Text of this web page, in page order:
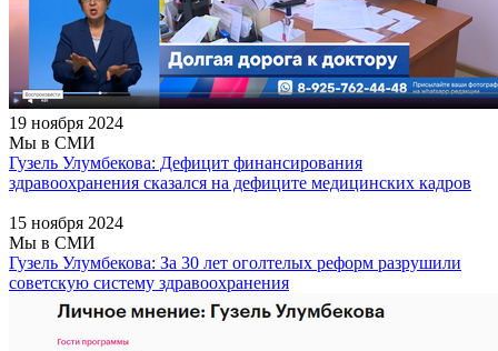
19 ноября 2024
Мы в СМИ
Гузель Улумбекова: Дефицит финансирования
здравоохранения сказался на дефиците медицинских кадров
15 ноября 2024
Мы в СМИ
Гузель Улумбекова: За 30 лет оголтелых реформ разрушили
советскую систему здравоохранения